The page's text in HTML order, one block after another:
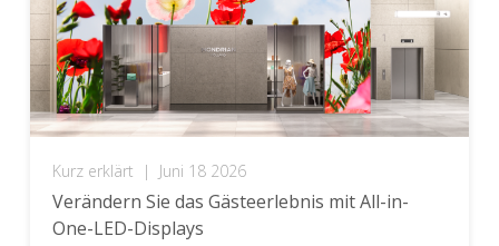
Kurz erklärt | Juni 18 2026
Verändern Sie das Gästeerlebnis mit All-in-
One-LED-Displays